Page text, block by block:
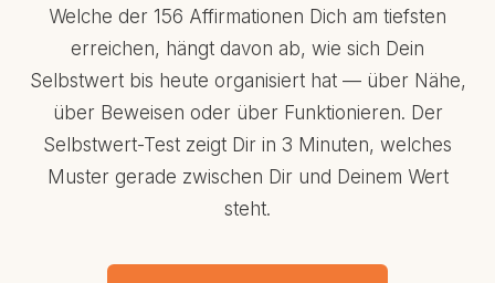
Welche der 156 Affirmationen Dich am tiefsten
erreichen, hängt davon ab, wie sich Dein
Selbstwert bis heute organisiert hat — über Nähe,
über Beweisen oder über Funktionieren. Der
Selbstwert-Test zeigt Dir in 3 Minuten, welches
Muster gerade zwischen Dir und Deinem Wert
steht.